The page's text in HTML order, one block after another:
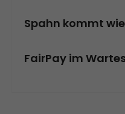
Spahn kommt
FairPay im